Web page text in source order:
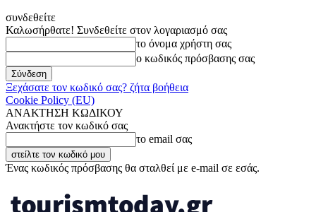
συνδεθείτε
Καλωσήρθατε! Συνδεθείτε στον λογαριασμό σας
το όνομα χρήστη σας
ο κωδικός πρόσβασης σας
Ξεχάσατε τον κωδικό σας? ζήτα βοήθεια
Cookie Policy (EU)
ΑΝΑΚΤΗΣΗ ΚΩΔΙΚΟΥ
Ανακτήστε τον κωδικό σας
το email σας
Ένας κωδικός πρόσβασης θα σταλθεί με e-mail σε εσάς.